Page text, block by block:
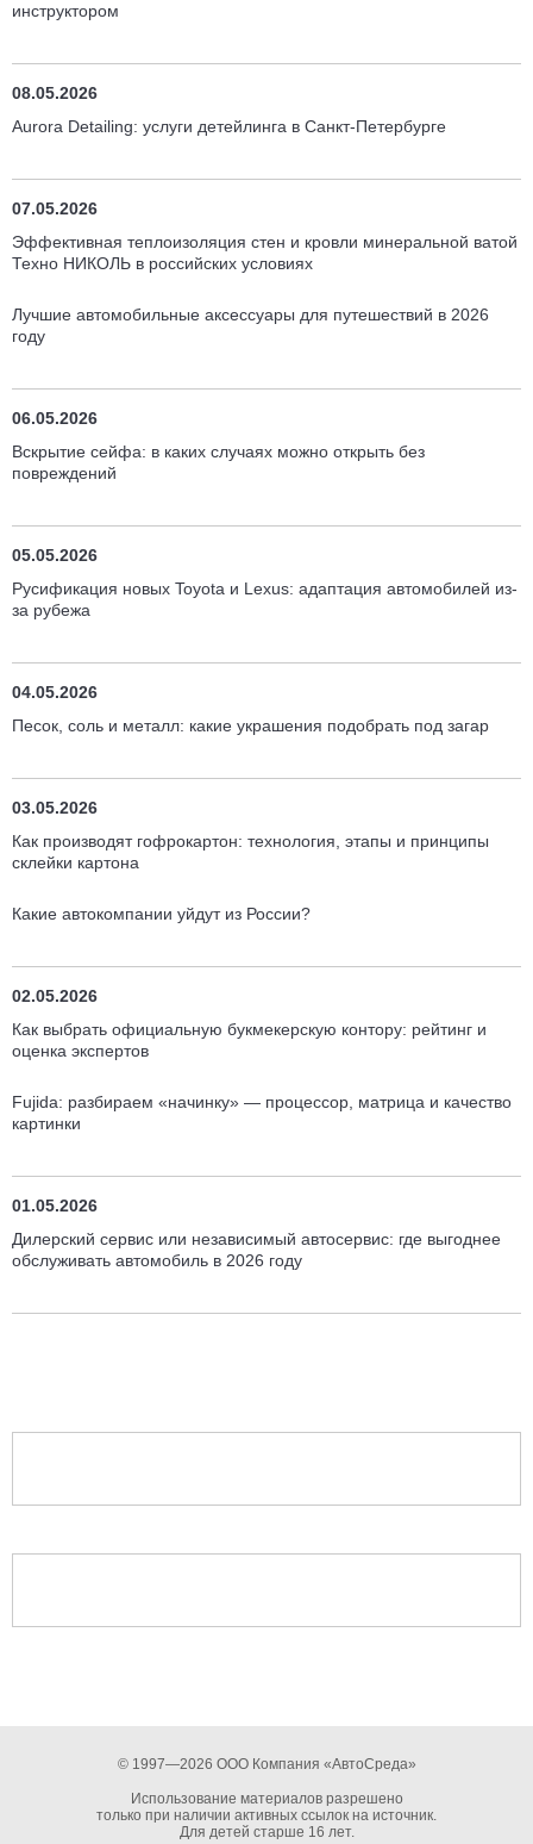
инструктором
08.05.2026
Aurora Detailing: услуги детейлинга в Санкт-Петербурге
07.05.2026
Эффективная теплоизоляция стен и кровли минеральной ватой
Техно НИКОЛЬ в российских условиях
Лучшие автомобильные аксессуары для путешествий в 2026
году
06.05.2026
Вскрытие сейфа: в каких случаях можно открыть без
повреждений
05.05.2026
Русификация новых Toyota и Lexus: адаптация автомобилей из-
за рубежа
04.05.2026
Песок, соль и металл: какие украшения подобрать под загар
03.05.2026
Как производят гофрокартон: технология, этапы и принципы
склейки картона
Какие автокомпании уйдут из России?
02.05.2026
Как выбрать официальную букмекерскую контору: рейтинг и
оценка экспертов
Fujida: разбираем «начинку» — процессор, матрица и качество
картинки
01.05.2026
Дилерский сервис или независимый автосервис: где выгоднее
обслуживать автомобиль в 2026 году
© 1997—2026 ООО Компания «АвтоСреда»
Использование материалов разрешено
только при наличии активных ссылок на источник.
Для детей старше 16 лет.